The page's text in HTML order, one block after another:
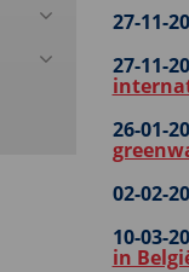
27-11-
27-11-
26-01-
02-02-
10-03-
in